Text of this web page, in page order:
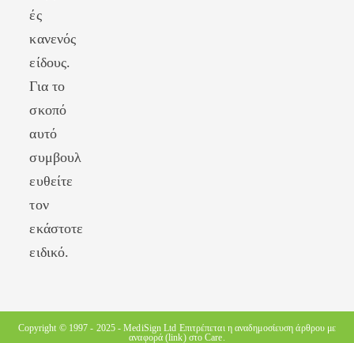
ές
κανενός
είδους.
Για το
σκοπό
αυτό
συμβουλ
ευθείτε
τον
εκάστοτε
ειδικό.
Copyright © 1997 - 2025 -MediSign Ltd Επιτρέπεται η αναδημοσίευση άρθρου με
αναφορά (link) στο Care.